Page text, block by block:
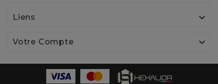
Liens 
Votre Compte 